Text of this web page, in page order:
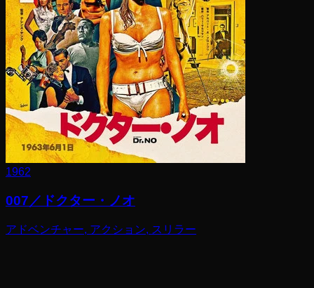
1962
007／ドクター・ノオ
アドベンチャー, アクション, スリラー